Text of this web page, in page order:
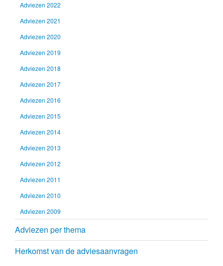
Adviezen 2022
Adviezen 2021
Adviezen 2020
Adviezen 2019
Adviezen 2018
Adviezen 2017
Adviezen 2016
Adviezen 2015
Adviezen 2014
Adviezen 2013
Adviezen 2012
Adviezen 2011
Adviezen 2010
Adviezen 2009
Adviezen per thema
Herkomst van de adviesaanvragen